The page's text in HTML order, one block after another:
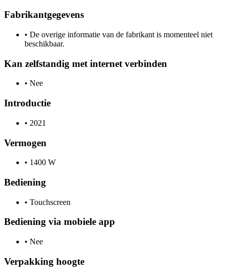
Fabrikantgegevens
• De overige informatie van de fabrikant is momenteel niet
beschikbaar.
Kan zelfstandig met internet verbinden
• Nee
Introductie
• 2021
Vermogen
• 1400 W
Bediening
• Touchscreen
Bediening via mobiele app
• Nee
Verpakking hoogte